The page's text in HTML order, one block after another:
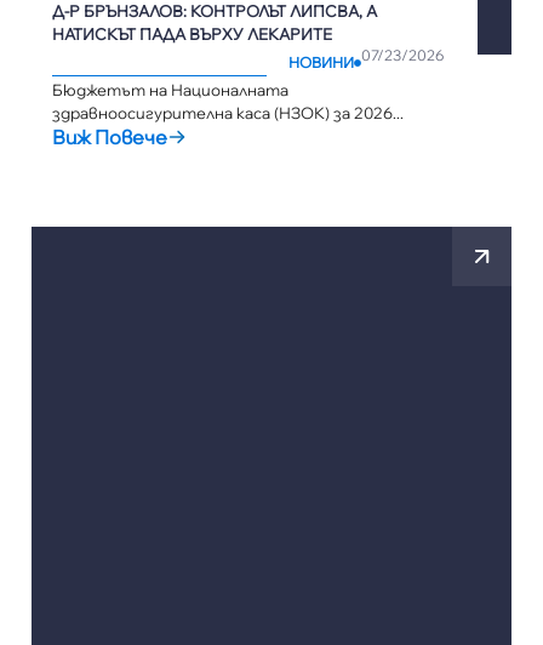
Д-Р БРЪНЗАЛОВ: КОНТРОЛЪТ ЛИПСВА, А
НАТИСКЪТ ПАДА ВЪРХУ ЛЕКАРИТЕ
07/23/2026
НОВИНИ
Бюджетът на Националната
здравноосигурителна каса (НЗОК) за 2026...
Виж Повече